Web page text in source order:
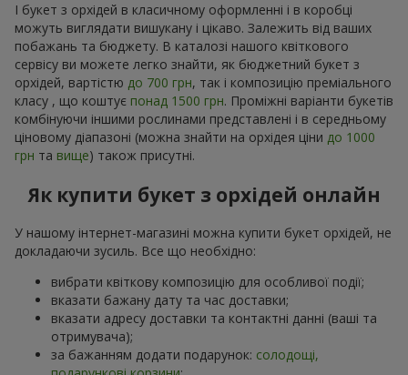
І букет з орхідей в класичному оформленні і в коробці
можуть виглядати вишукану і цікаво. Залежить від ваших
побажань та бюджету. В каталозі нашого квіткового
сервісу ви можете легко знайти, як бюджетний букет з
орхідей, вартістю до 700 грн, так і композицію преміального
класу , що коштує понад 1500 грн. Проміжні варіанти букетів
комбінуючи іншими рослинами представлені і в середньому
ціновому діапазоні (можна знайти на орхідея ціни до 1000
грн та вище) також присутні.
Як купити букет з орхідей онлайн
У нашому інтернет-магазині можна купити букет орхідей, не
докладаючи зусиль. Все що необхідно:
вибрати квіткову композицію для особливої події;
вказати бажану дату та час доставки;
вказати адресу доставки та контактні данні (ваші та
отримувача);
за бажанням додати подарунок: солодощі,